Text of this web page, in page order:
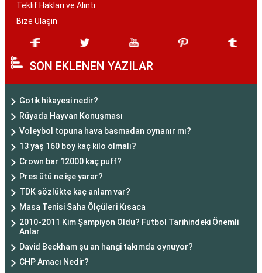
Teklif Hakları ve Alıntı
Bize Ulaşın
SON EKLENEN YAZILAR
Gotik hikayesi nedir?
Rüyada Hayvan Konuşması
Voleybol topuna hava basmadan oynanır mı?
13 yaş 160 boy kaç kilo olmalı?
Crown bar 12000 kaç puff?
Pres ütü ne işe yarar?
TDK sözlükte kaç anlam var?
Masa Tenisi Saha Ölçüleri Kısaca
2010-2011 Kim Şampiyon Oldu? Futbol Tarihindeki Önemli
Anlar
David Beckham şu an hangi takımda oynuyor?
CHP Amacı Nedir?